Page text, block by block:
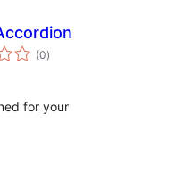
(0notes
en
)
for your